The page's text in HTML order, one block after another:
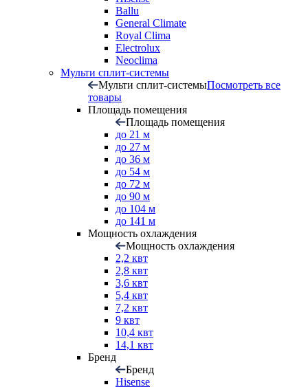
Ballu
General Climate
Royal Clima
Electrolux
Neoclima
Мульти сплит-системы
Мульти сплит-системыПосмотреть все
товары
Площадь помещения
Площадь помещения
до 21 м
до 27 м
до 36 м
до 54 м
до 72 м
до 90 м
до 104 м
до 141 м
Мощность охлаждения
Мощность охлаждения
2,2 квт
2,8 квт
3,6 квт
5,4 квт
7,2 квт
9 квт
10,4 квт
14,1 квт
Бренд
Бренд
Hisense